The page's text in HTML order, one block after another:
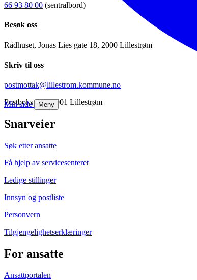
Min side Meny
66 93 80 00 (sentralbord)
Besøk oss
Rådhuset, Jonas Lies gate 18, 2000 Lillestrøm
Skriv til oss
postmottak@lillestrom.kommune.no
Postboks 313, 2001 Lillestrøm
Snarveier
Søk etter ansatte
Få hjelp av servicesenteret
Ledige stillinger
Innsyn og postliste
Personvern
Tilgjengelighetserklæringer
For ansatte
Ansattportalen